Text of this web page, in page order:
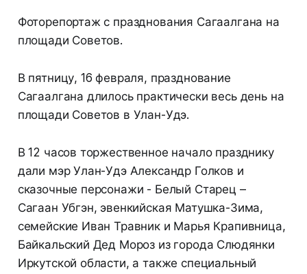
Фоторепортаж с празднования Сагаалгана на
площади Советов.
В пятницу, 16 февраля, празднование
Сагаалгана длилось практически весь день на
площади Советов в Улан-Удэ.
В 12 часов торжественное начало празднику
дали мэр Улан-Удэ Александр Голков и
сказочные персонажи - Белый Старец –
Сагаан Убгэн, эвенкийская Матушка-Зима,
семейские Иван Травник и Марья Крапивница,
Байкальский Дед Мороз из города Слюдянки
Иркутской области, а также специальный